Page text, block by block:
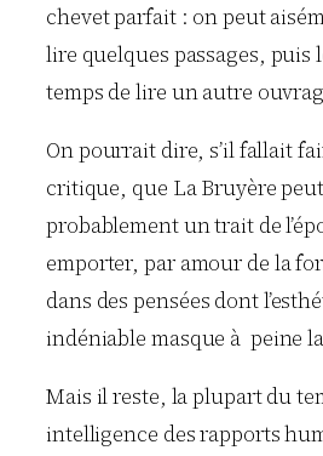
chevet parfait : on peut
lire quelques passages, puis
temps de lire un autre
On pourrait dire, s’il fallait
critique, que La Bruyère
probablement un trait de
emporter, par amour de la
dans des pensées dont
indéniable masque à peine
Mais il reste, la plupart du
intelligence des rapports